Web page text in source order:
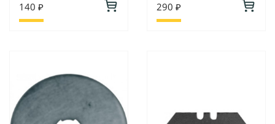
140 ₽ 290 ₽